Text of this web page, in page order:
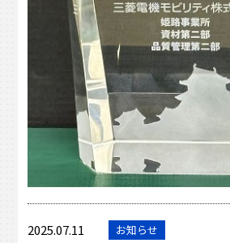
2025.07.11 お知らせ